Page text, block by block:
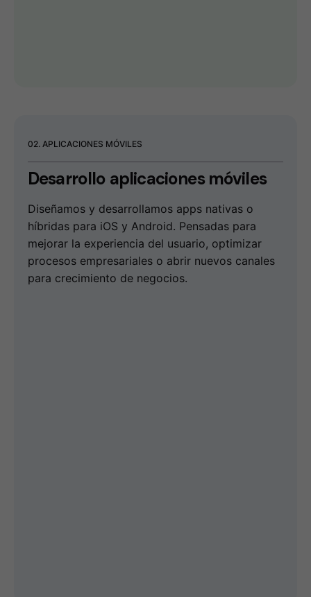
02. APLICACIONES MÓVILES
Desarrollo aplicaciones móviles
Diseñamos y desarrollamos apps nativas o
híbridas para iOS y Android. Pensadas para
mejorar la experiencia del usuario, optimizar
procesos empresariales o abrir nuevos canales
para crecimiento de negocios.